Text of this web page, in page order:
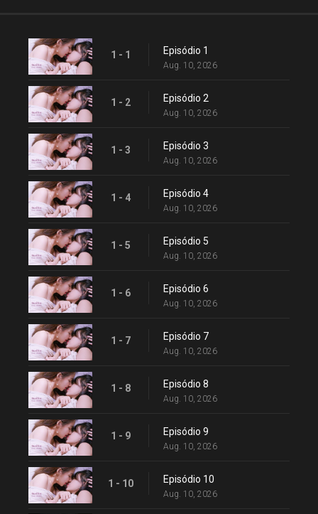
1 - 1 Episódio 1
Aug. 10, 2026
1 - 2 Episódio 2
Aug. 10, 2026
1 - 3 Episódio 3
Aug. 10, 2026
1 - 4 Episódio 4
Aug. 10, 2026
1 - 5 Episódio 5
Aug. 10, 2026
1 - 6 Episódio 6
Aug. 10, 2026
1 - 7 Episódio 7
Aug. 10, 2026
1 - 8 Episódio 8
Aug. 10, 2026
1 - 9 Episódio 9
Aug. 10, 2026
1 - 10 Episódio 10
Aug. 10, 2026